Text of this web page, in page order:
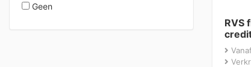
Geen
RVS